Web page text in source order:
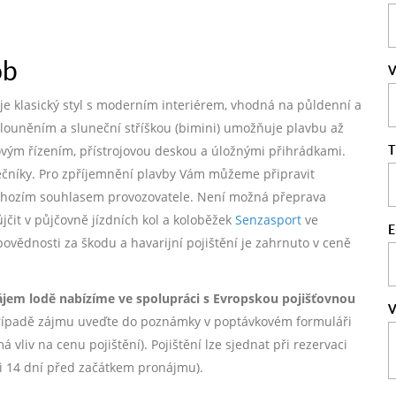
klasický styl s moderním interiérem, vhodná na půldenní a
a sluneční stříškou (bimini) umožňuje plavbu až
řízením, přístrojovou deskou a úložnými přihrádkami.
Pro zpříjemnění plavby Vám můžeme připravit
souhlasem provozovatele. Není možná přeprava
v půjčovně jízdních kol a koloběžek Senzasport ve
za škodu a havarijní pojištění je zahrnuto v ceně
lodě nabízíme ve spolupráci s Evropskou pojišťovnou
zájmu uveďte do poznámky v poptávkovém formuláři
vliv na cenu pojištění). Pojištění lze sjednat při rezervaci
dní před začátkem pronájmu).